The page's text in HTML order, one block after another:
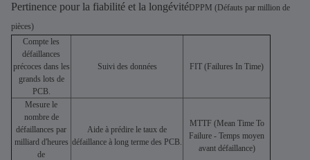
Pertinence pour la fiabilité et la longévitéDPPM (Défauts par million de
pièces)
Compte les
défaillances
précoces dans les
grands lots de
PCB.
Suivi des données FIT (Failures In Time)
Mesure le
nombre de
défaillances par
milliard d'heures
de
Aide à prédire le taux de
défaillance à long terme des PCB.
MTTF (Mean Time To
Failure - Temps moyen
avant défaillance)